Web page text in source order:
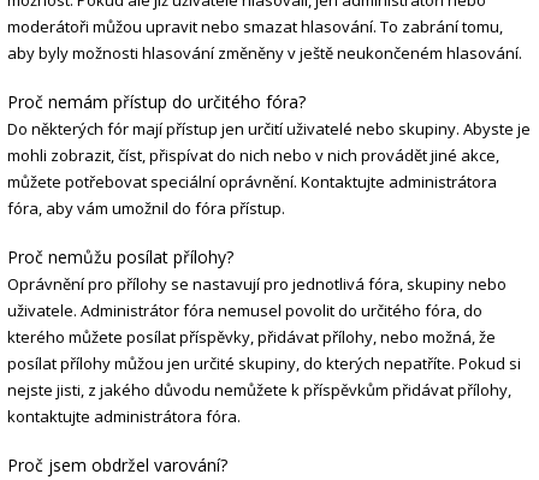
moderátoři můžou upravit nebo smazat hlasování. To zabrání tomu,
aby byly možnosti hlasování změněny v ještě neukončeném hlasování.
Proč nemám přístup do určitého fóra?
Do některých fór mají přístup jen určití uživatelé nebo skupiny. Abyste je
mohli zobrazit, číst, přispívat do nich nebo v nich provádět jiné akce,
můžete potřebovat speciální oprávnění. Kontaktujte administrátora
fóra, aby vám umožnil do fóra přístup.
Proč nemůžu posílat přílohy?
Oprávnění pro přílohy se nastavují pro jednotlivá fóra, skupiny nebo
uživatele. Administrátor fóra nemusel povolit do určitého fóra, do
kterého můžete posílat příspěvky, přidávat přílohy, nebo možná, že
posílat přílohy můžou jen určité skupiny, do kterých nepatříte. Pokud si
nejste jisti, z jakého důvodu nemůžete k příspěvkům přidávat přílohy,
kontaktujte administrátora fóra.
Proč jsem obdržel varování?